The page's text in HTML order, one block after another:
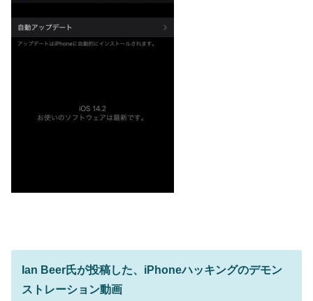
Ian Beer氏が投稿した、iPhoneハッキングのデモン
ストレーション動画